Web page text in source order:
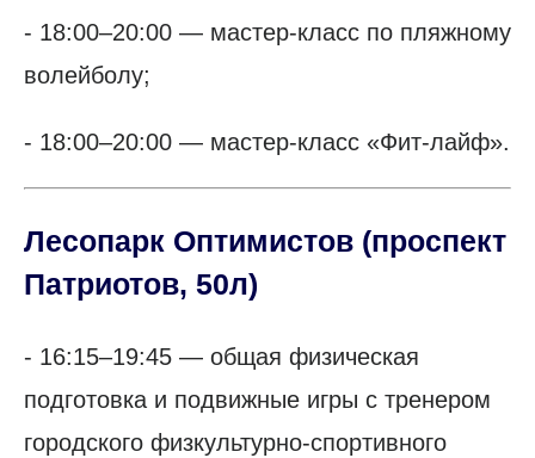
- 18:00–20:00 — мастер-класс по пляжному
волейболу;
- 18:00–20:00 — мастер-класс «Фит-лайф».
Лесопарк Оптимистов (проспект
Патриотов, 50л)
- 16:15–19:45 — общая физическая
подготовка и подвижные игры с тренером
городского физкультурно-спортивного